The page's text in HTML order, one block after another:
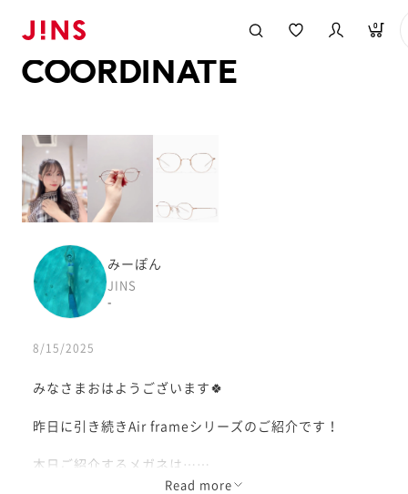
0
COORDINATE
みーぽん
JINS
-
8/15/2025
みなさまおはようございます🍀
昨日に引き続きAir frameシリーズのご紹介です！
本日ご紹介するメガネは…
JINS Airframeシリーズから「Airframe ultra light tita
Read more